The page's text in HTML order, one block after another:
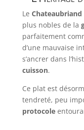
Le Chateaubriand
plus nobles de la
parfaitement
d’une mauvaise
s’ancrer dans
cuisson.
Ce plat est
tendreté, peu
protocole